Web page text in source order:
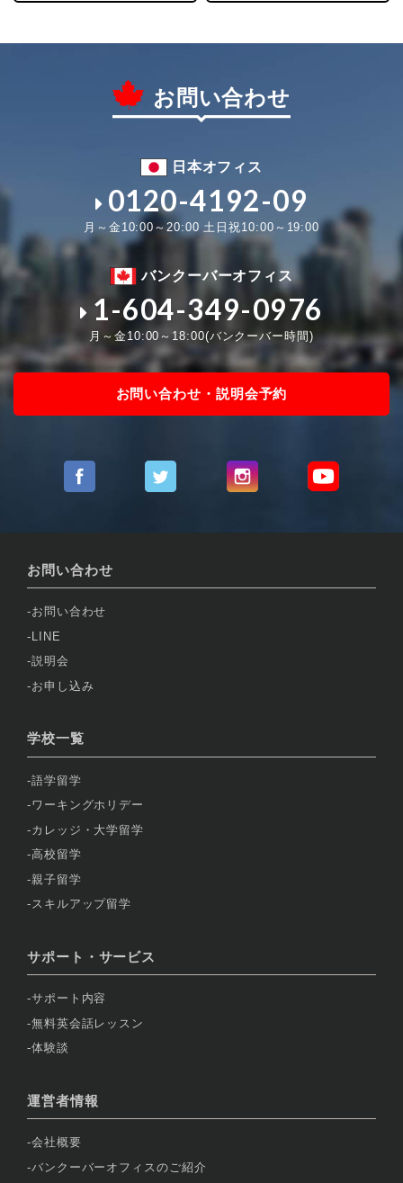
お問い合わせ
日本オフィス
0120-4192-09
月～金10:00～20:00 土日祝10:00～19:00
バンクーバーオフィス
1-604-349-0976
月～金10:00～18:00(バンクーバー時間)
お問い合わせ・説明会予約
お問い合わせ
お問い合わせ
LINE
説明会
お申し込み
学校一覧
語学留学
ワーキングホリデー
カレッジ・大学留学
高校留学
親子留学
スキルアップ留学
サポート・サービス
サポート内容
無料英会話レッスン
体験談
運営者情報
会社概要
バンクーバーオフィスのご紹介